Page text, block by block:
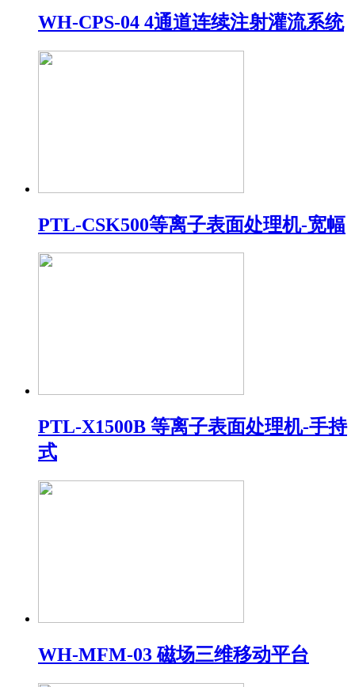
WH-CPS-04 4通道连续注射灌流系统
PTL-CSK500等离子表面处理机-宽幅
PTL-X1500B 等离子表面处理机-手持
式
WH-MFM-03 磁场三维移动平台